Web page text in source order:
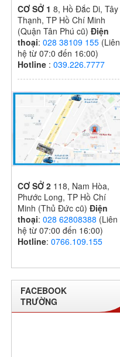
CƠ SỞ 18, Hồ Đắc Di, Tây
Thạnh, TP Hồ Chí Minh
(Quận Tân Phú cũ) Điện
thoại:028 38109 155 (Liên
hệ từ 07:0 đến 16:00)
Hotline :039.226.7777
CƠ SỞ 2 118, Nam Hòa,
Phước Long, TP Hồ Chí
Minh (Thủ Đức cũ) Điện
thoại:028 62808388 (Liên
hệ từ 07:00 đến 16:00)
Hotline:0766.109.155
FACEBOOK
TRƯỜNG